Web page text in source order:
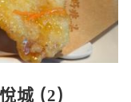
城 (2)